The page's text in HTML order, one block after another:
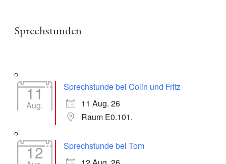
Sprechstunden
11
Aug.
Sprechstunde bei Colin und Fritz
11 Aug. 26
Raum E0.101.
12
Sprechstunde bei Tom